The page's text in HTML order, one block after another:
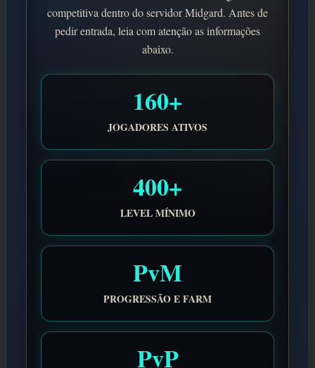
competitiva dentro do servidor Midgard. Antes de
pedir entrada, leia com atenção as informações
abaixo.
160+
JOGADORES ATIVOS
400+
LEVEL MÍNIMO
PvM
PROGRESSÃO E FARM
PvP